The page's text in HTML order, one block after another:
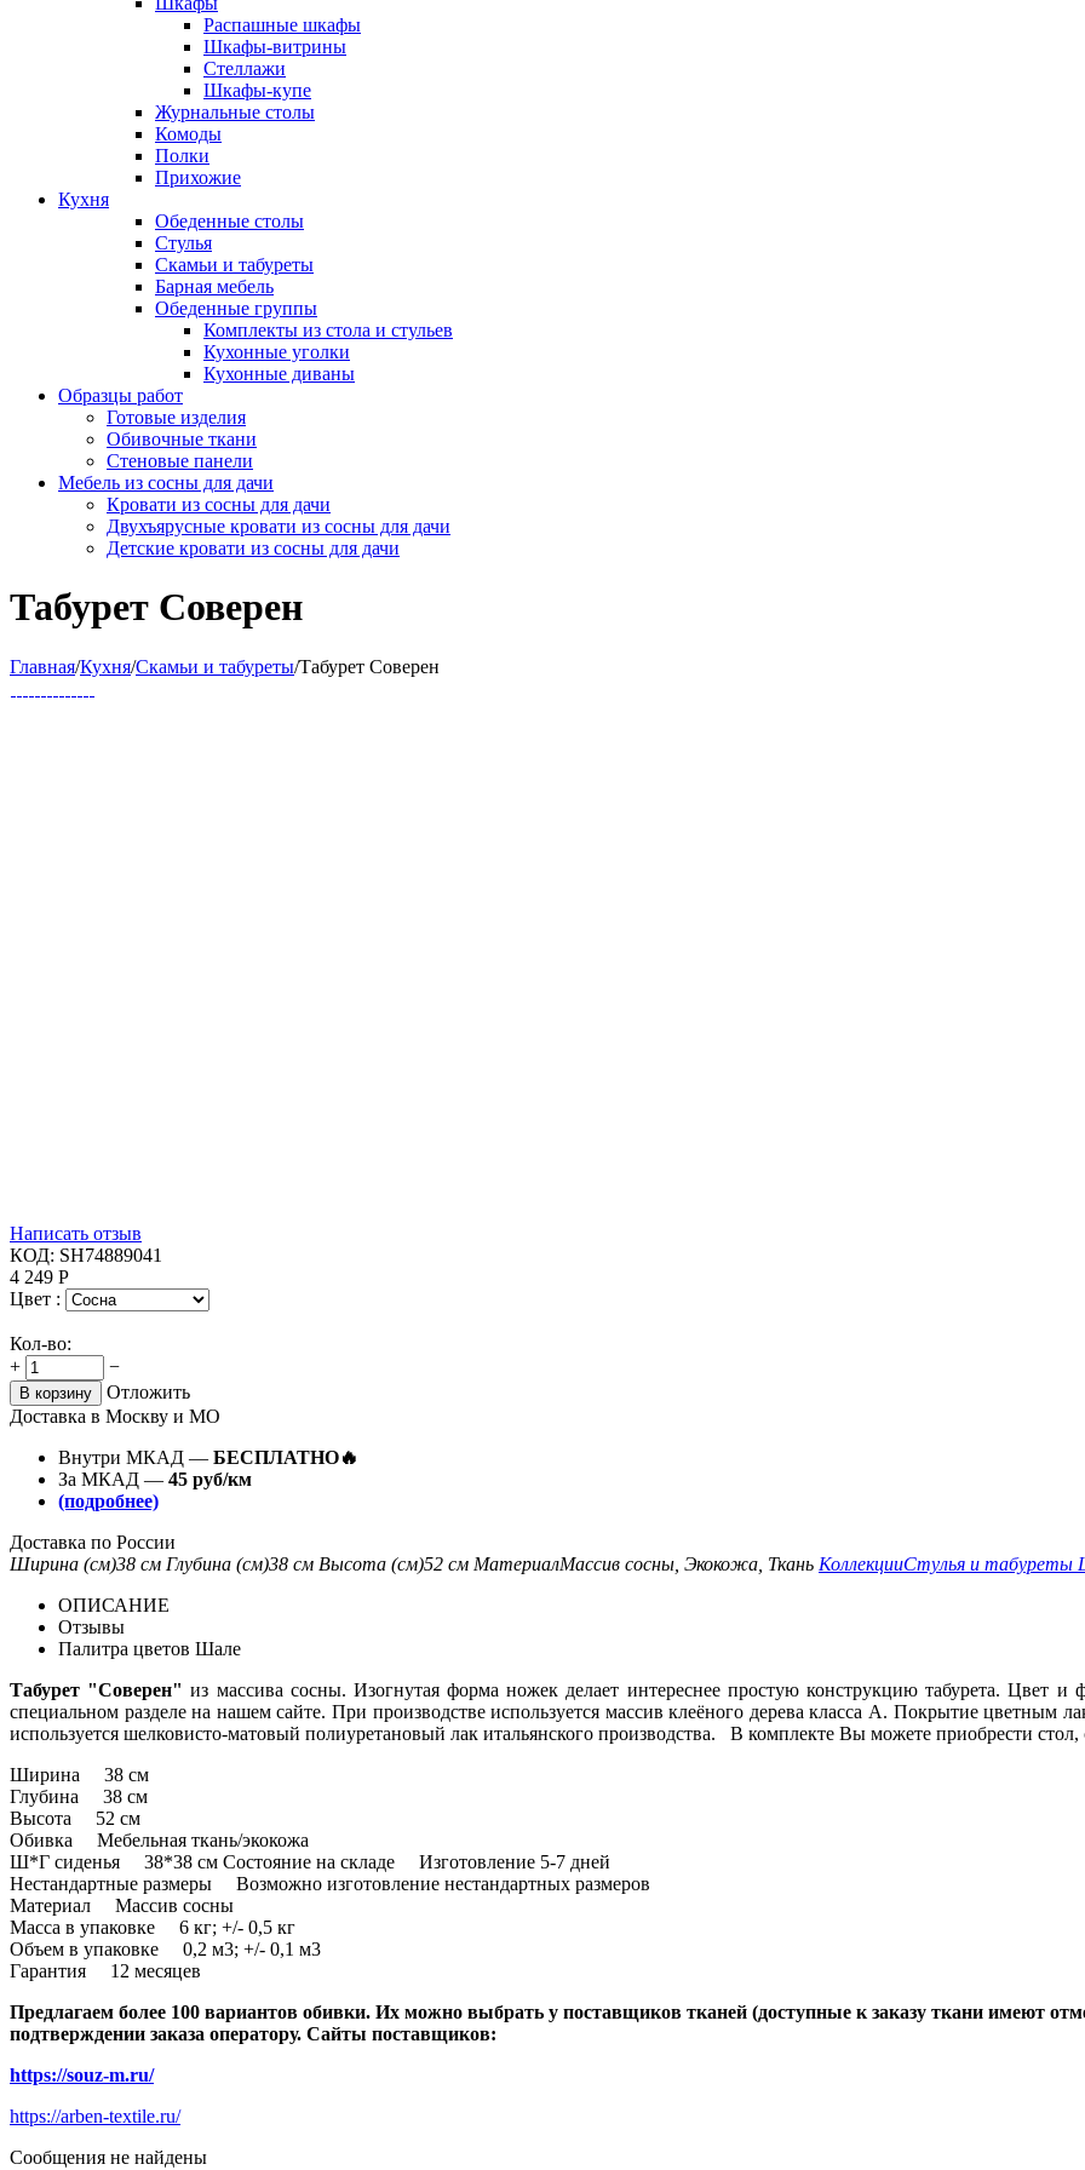
Распашные шкафы
Шкафы-витрины
Стеллажи
Шкафы-купе
Журнальные столы
Комоды
Полки
Прихожие
Кухня
Обеденные столы
Стулья
Скамьи и табуреты
Барная мебель
Обеденные группы
Комплекты из стола и стульев
Кухонные уголки
Кухонные диваны
Образцы работ
Готовые изделия
Обивочные ткани
Стеновые панели
Мебель из сосны для дачи
Кровати из сосны для дачи
Двухъярусные кровати из сосны для дачи
Детские кровати из сосны для дачи
Табурет Соверен
Главная/Кухня/Скамьи и табуреты/Табурет Соверен
Написать отзыв
КОД: SH74889041
4 249 Р
Цвет :
Кол-во:
+
−
В корзину
Отложить
Доставка в Москву и МО
Внутри МКАД — БЕСПЛАТНО🔥
За МКАД — 45 руб/км
(подробнее)
Доставка по России
Ширина (см)38 см Глубина (см)38 см Высота (см)52 см МатериалМассив сосны, Экокожа, Ткань КоллекцииСтулья и табуреты
ОПИСАНИЕ
Отзывы
Палитра цветов Шале
Табурет "Соверен" из массива сосны. Изогнутая форма ножек делает интереснее простую конструкцию табурета. Цвет
специальном разделе на нашем сайте. При производстве используется массив клеёного дерева класса А. Покрытие цветным
используется шелковисто-матовый полиуретановый лак итальянского производства. В комплекте Вы можете приобрести
Ширина 38 см
Глубина 38 см
Высота 52 см
Обивка Мебельная ткань/экокожа
Ш*Г сиденья 38*38 см Состояние на складе Изготовление 5-7 дней
Нестандартные размеры Возможно изготовление нестандартных размеров
Материал Массив сосны
Масса в упаковке 6 кг; +/- 0,5 кг
Объем в упаковке 0,2 м3; +/- 0,1 м3
Гарантия 12 месяцев
Предлагаем более 100 вариантов обивки. Их можно выбрать у поставщиков тканей (доступные к заказу ткани имеют
подтверждении заказа оператору. Сайты поставщиков:
https://souz-m.ru/
https://arben-textile.ru/
Сообщения не найдены